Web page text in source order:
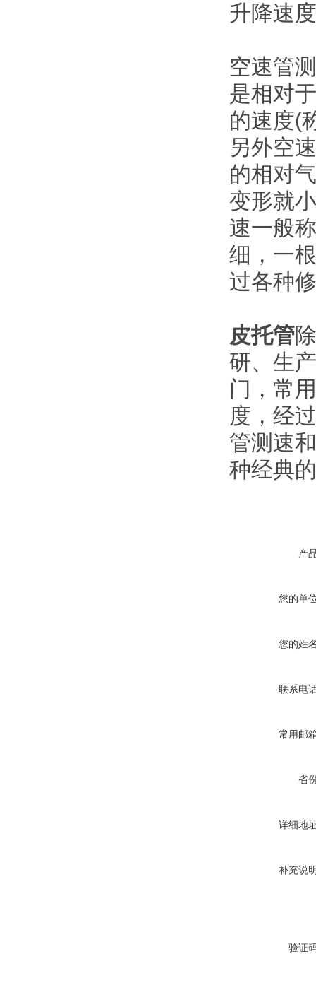
升降速
空速管
是相对
的速度(
另外空
的相对
变形就
速一般
细，一
过各种
皮托管
研、生
门，常
度，经
管测速
种经典
产
您的单
您的姓
联系电
常用邮
省
详细地
补充说
验证